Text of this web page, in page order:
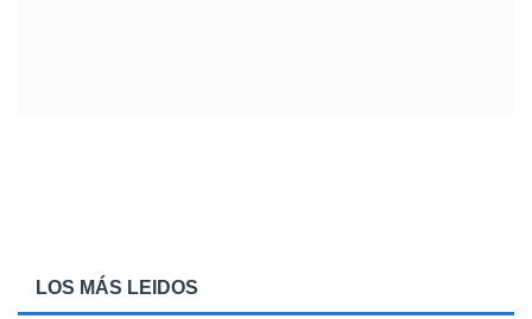
LOS MÁS LEIDOS